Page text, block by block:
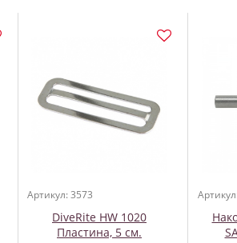
Артикул: 3573
DiveRite HW 1020
Пластина, 5 см.